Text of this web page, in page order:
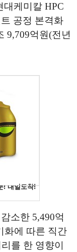
대케미칼 HPC
트 공정 본격화
9,709억원(전년
소한 5,490억
화에 따른 직간
를 한 영향이